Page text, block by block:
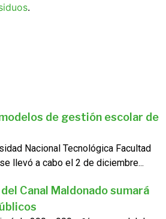
.
de gestión escolar de
Nacional Tecnológica Facultad
llevó a cabo el 2 de diciembre...
Canal Maldonado sumará